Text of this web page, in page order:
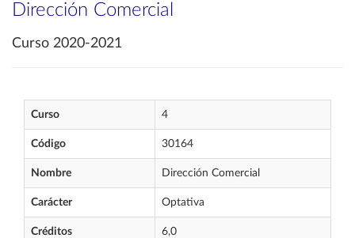
Dirección Comercial
Curso 2020-2021
Curso 4
Código 30164
Nombre Dirección Comercial
Carácter Optativa
Créditos 6,0